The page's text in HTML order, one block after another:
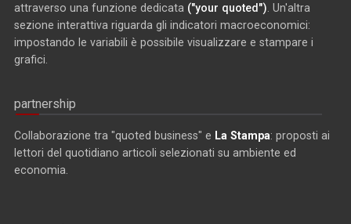
attraverso una funzione dedicata ("your quoted") . Un'altra
sezione interattiva riguarda gli indicatori macroeconomici:
impostando le variabili è possibile visualizzare e stampare i
grafici.
partnership
Collaborazione tra "quoted business" e La Stampa: proposti ai
lettori del quotidiano articoli selezionati su ambiente ed
economia.